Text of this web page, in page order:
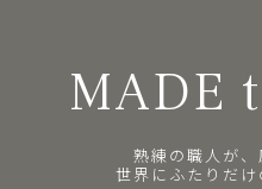
MADE
熟練の職人が
世界にふたりだ